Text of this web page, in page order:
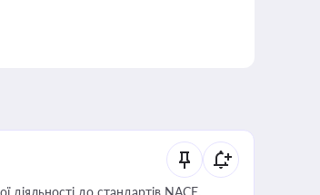
діяльності до стандартів NACE,